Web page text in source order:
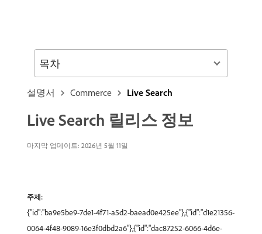
설명서 Commerce Live Search
Live Search 릴리스 정보
마지막 업데이트: 2026년 5월 11일
주제:
{"id":"ba9e5be9-7de1-4f71-a5d2-baead0e425ee"},{"id":"d1e21356-
0064-4f48-9089-16e3f0dbd2a6"},{"id":"dac87252-6066-4d6e-
목차